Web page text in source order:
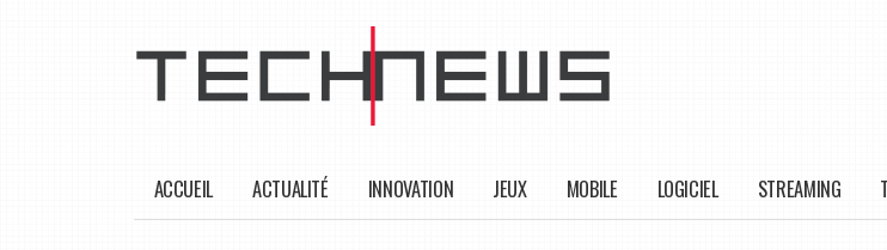
ACCUEIL ACTUALITÉ INNOVATION JEUX MOBILE LOGICIEL STREAMING